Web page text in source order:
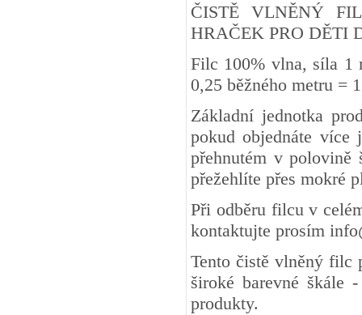
ČISTĚ VLNĚNÝ
HRAČEK PRO DĚTI
Filc 100% vlna, síla 1
0,25 běžného metru
Základní jednotka
pokud objednáte více
přehnutém v
přežehlíte přes mokré
Při odběru filcu v
kontaktujte prosím
Tento čistě vlněný filc
široké barevné škále
produkty.